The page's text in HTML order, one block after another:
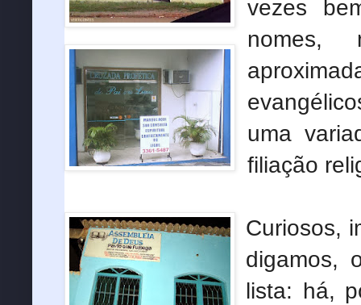
vezes
uma
filiação
Curiosos,
digamos,
lista: há,